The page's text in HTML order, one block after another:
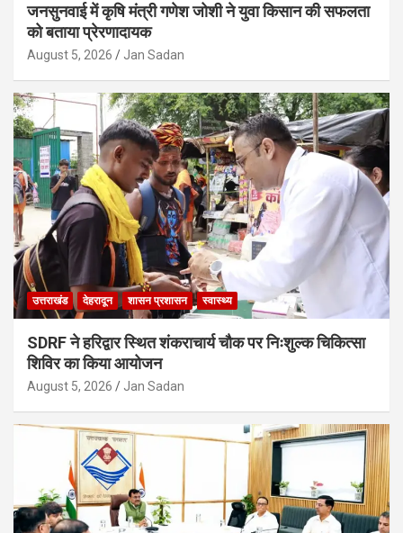
जनसुनवाई में कृषि मंत्री गणेश जोशी ने युवा किसान की सफलता
को बताया प्रेरणादायक
August 5, 2026 Jan Sadan
उत्तराखंड देहरादून शासन प्रशासन स्वास्थ्य
SDRF ने हरिद्वार स्थित शंकराचार्य चौक पर निःशुल्क चिकित्सा
शिविर का किया आयोजन
August 5, 2026 Jan Sadan